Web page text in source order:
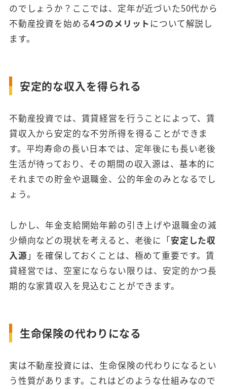
のでしょうか？ここでは、定年が近づいた50代から
不動産投資を始める4つのメリット について解説し
ます。
安定的な収入を得られる
不動産投資では、賃貸経営を行うことによって、賃
貸収入から安定的な不労所得を得ることができま
す。平均寿命の長い日本では、定年後にも長い老後
生活が待っており、その期間の収入源は、基本的に
それまでの貯金や退職金、公的年金のみとなるでし
ょう。
しかし、年金支給開始年齢の引き上げや退職金の減
少傾向などの現状を考えると、老後に「安定した収
入源 」を確保しておくことは、極めて重要です。賃
貸経営では、空室にならない限りは、安定的かつ長
期的な家賃収入を見込むことができます。
生命保険の代わりになる
実は不動産投資には、生命保険の代わりになるとい
う性質があります。これはどのような仕組みなので